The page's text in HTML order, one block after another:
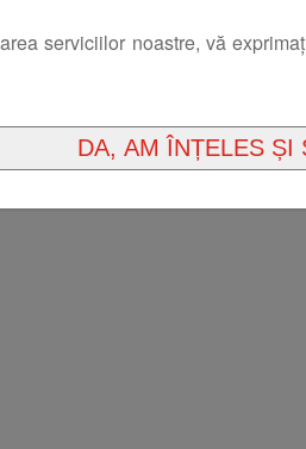
serviciilor noastre, vă